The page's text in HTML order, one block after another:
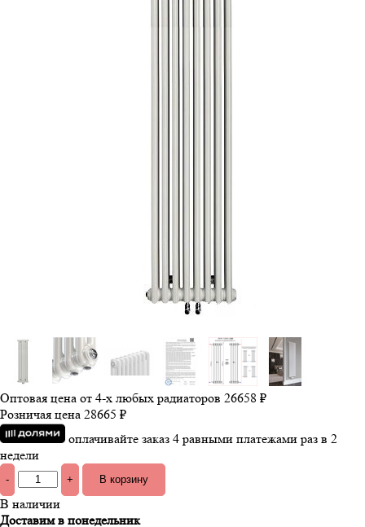
Оптовая цена от 4-х любых радиаторов 26658 ₽
Розничая цена 28665 ₽
оплачивайте заказ 4 равными платежами раз в 2
недели
- +
В наличии
Доставим в понедельник